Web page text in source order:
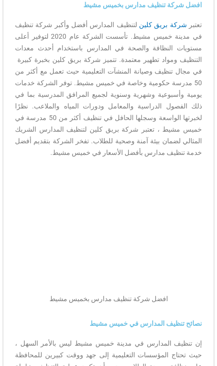
افضل شركة تنظيف مدارس بخميس مشيط
تعتبر شركة بريق كلين لتنظيف المدارس أفضل وأكبر شركة تنظيف
في مدينة خميس مشيط. تأسست الشركة عام 2020 لتوفير أعلى
مستويات النظافة والصحة في المدارس باستخدام أحدث معدات
التنظيف ومواد تطهير معتمدة. تتميز شركة بريق كلين بخبرة كبيرة
في مجال تنظيف وصيانة المنشآت التعليمية حيث تعمل مع أكثر من
50 مدرسة حكومية وخاصة في خميس مشيط. توفر الشركة خدمات
يومية وأسبوعية وشهرية وسنوية لجميع المرافق المدرسية بما في
ذلك الفصول الدراسية والمعامل ودورات المياه والملاعب. نظرًا
لخبرتها الواسعة وسجلها الحافل في تنظيف أكثر من 50 مدرسة في
خميس مشيط ، تعتبر شركة بريق كلين لتنظيف المدارس الشريك
المثالي لضمان بيئة آمنة وصحية للطلاب. تفخر الشركة بتقديم أفضل
خدمة تنظيف مدارس بأفضل الأسعار في خميس مشيط.
افضل شركة تنظيف مدارس بخميس مشيط
نصائح تنظيف المدارس في خميس مشيط
إن تنظيف المدارس في مدينة خميس مشيط ليس بالأمر السهل ،
حيث تحتاج المؤسسات التعليمية إلى جهد ووقت كبيرين للمحافظة